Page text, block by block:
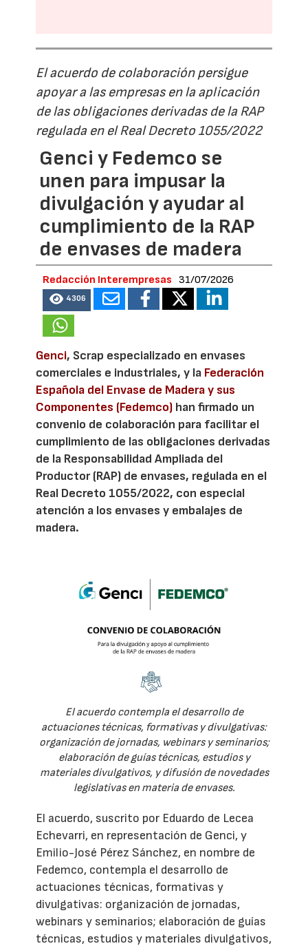
El acuerdo de colaboración persigue
apoyar a las empresas en la aplicación
de las obligaciones derivadas de la RAP
regulada en el Real Decreto 1055/2022
Genci y Fedemco se
unen para impusar la
divulgación y ayudar al
cumplimiento de la RAP
de envases de madera
Redacción Interempresas 31/07/2026
4306
Genci, Scrap especializado en envases
comerciales e industriales, y la Federación
Española del Envase de Madera y sus
Componentes (Fedemco) han firmado un
convenio de colaboración para facilitar el
cumplimiento de las obligaciones derivadas
de la Responsabilidad Ampliada del
Productor (RAP) de envases, regulada en el
Real Decreto 1055/2022, con especial
atención a los envases y embalajes de
madera.
El acuerdo contempla el desarrollo de
actuaciones técnicas, formativas y divulgativas:
organización de jornadas, webinars y seminarios;
elaboración de guías técnicas, estudios y
materiales divulgativos, y difusión de novedades
legislativas en materia de envases.
El acuerdo, suscrito por Eduardo de Lecea
Echevarri, en representación de Genci, y
Emilio-José Pérez Sánchez, en nombre de
Fedemco, contempla el desarrollo de
actuaciones técnicas, formativas y
divulgativas: organización de jornadas,
webinars y seminarios; elaboración de guías
técnicas, estudios y materiales divulgativos,